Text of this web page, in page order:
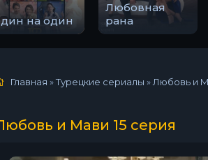
на один
Любовная
рана
Главная »Турецкие сериалы » Любовь и
и Мави 15 серия